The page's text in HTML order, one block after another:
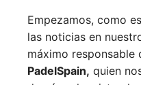
Empezamos, como
las noticias en
máximo responsable
PadelSpain, quien